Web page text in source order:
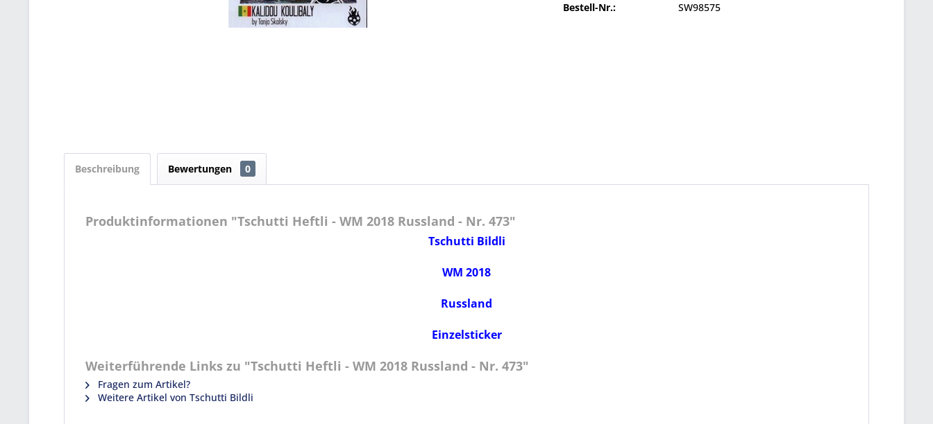
Bestell-Nr.: SW98575
Beschreibung Bewertungen 0
Produktinformationen "Tschutti Heftli - WM 2018 Russland - Nr. 473"
Tschutti Bildli
WM 2018
Russland
Einzelsticker
Weiterführende Links zu "Tschutti Heftli - WM 2018 Russland - Nr. 473"
Fragen zum Artikel?
Weitere Artikel von Tschutti Bildli